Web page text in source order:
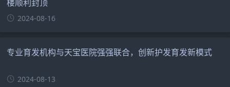
2024-08-16
专业育发机构与天宝医院强强联合，创新护发育发新模式
2024-08-13